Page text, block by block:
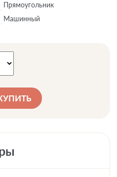
Прямоугольник
Машинный